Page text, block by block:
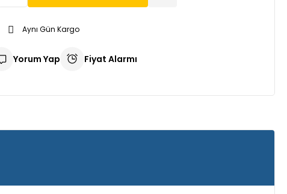
Aynı Gün Kargo
Yorum Yap Fiyat Alarmı